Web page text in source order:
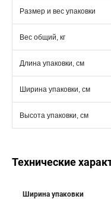
Размер и вес упаковки
Вес общий, кг
Длина упаковки, см
Ширина упаковки, см
Высота упаковки, см
Технические
Ширина упаковки